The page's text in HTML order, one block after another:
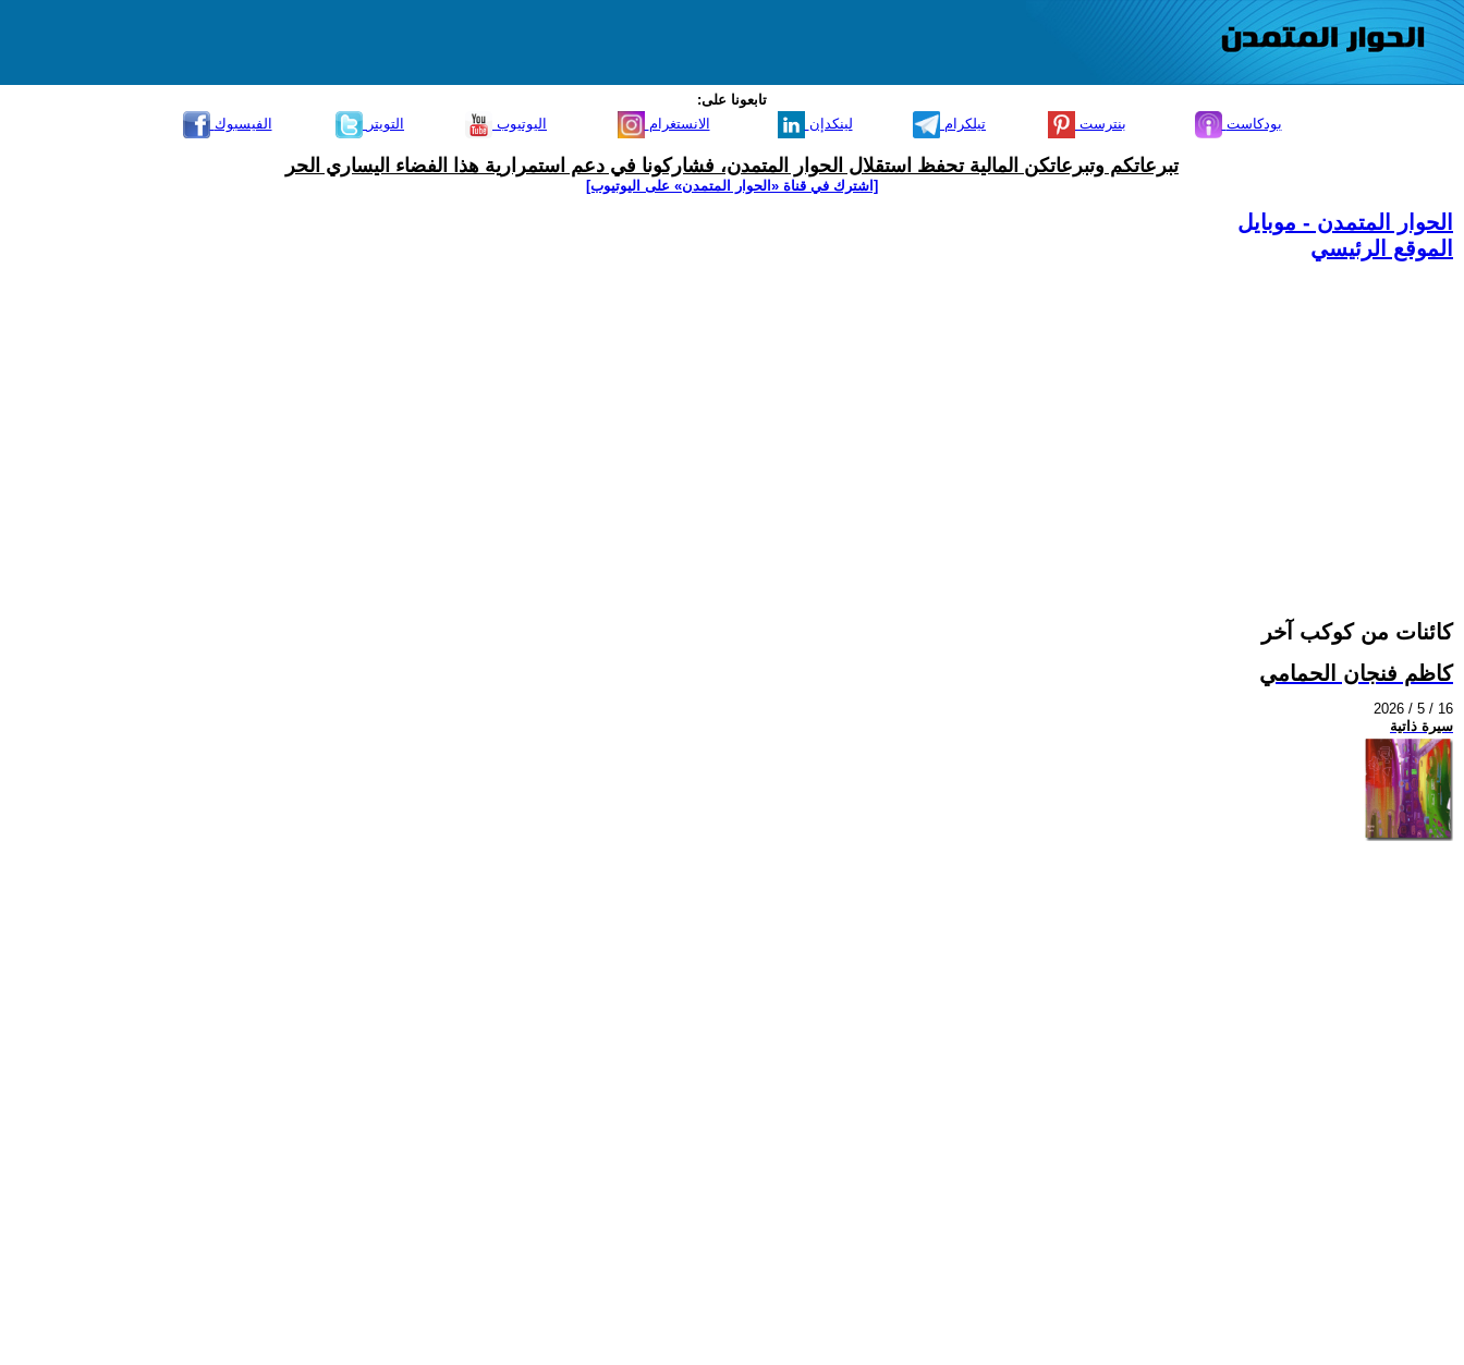
تابعونا على:
الفيسبوك
التويتر اليوتيوب الانستغرام لينكدإن تيلكرام بنترست بودكاست
تبرعاتكم وتبرعاتكن المالية تحفظ استقلال الحوار المتمدن، فشاركونا في دعم استمرارية هذا الفضاء اليساري الحر
[اشترك في قناة ‫«الحوار المتمدن» على اليوتيوب]
الحوار المتمدن - موبايل
الموقع الرئيسي
كائنات من كوكب آخر
كاظم فنجان الحمامي
2026 / 5 / 16
سيرة ذاتية